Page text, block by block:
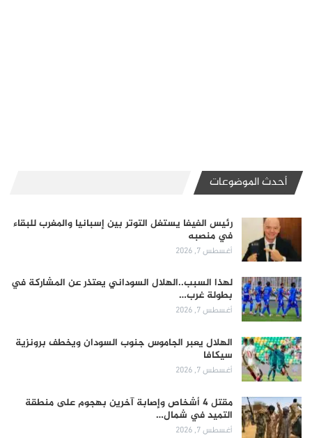
أحدث الموضوعات
رئيس الفيفا يستغل التوتر بين إسبانيا والمغرب للبقاء
في منصبه
أغسطس 7, 2026
لهذا السبب..الهلال السوداني يعتذر عن المشاركة في
بطولة غرب…
أغسطس 7, 2026
الهلال يعبر الجاموس جنوب السودان ويخطف برونزية
سيكافا
أغسطس 7, 2026
مقتل 4 أشخاص وإصابة آخرين بهجوم على منطقة
التميد في شمال…
أغسطس 7, 2026